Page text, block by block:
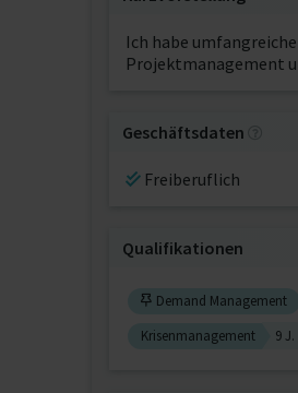
Ich habe
Projektmanagement
Geschäftsdaten
Freiberuflich
Qualifikationen
Demand Management
Krisenmanagement
9 J.